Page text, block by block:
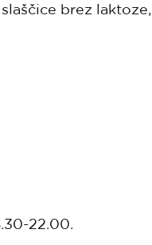
brez laktoze,
22.00.